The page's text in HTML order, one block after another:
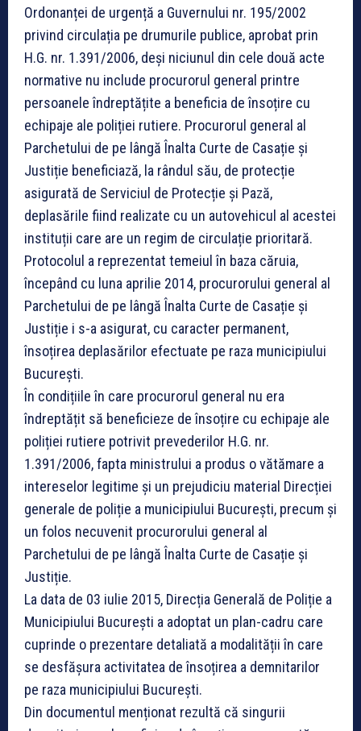
Ordonanței de urgență a Guvernului nr. 195/2002
privind circulația pe drumurile publice, aprobat prin
H.G. nr. 1.391/2006, deși niciunul din cele două acte
normative nu include procurorul general printre
persoanele îndreptățite a beneficia de însoțire cu
echipaje ale poliției rutiere. Procurorul general al
Parchetului de pe lângă Înalta Curte de Casație și
Justiție beneficiază, la rândul său, de protecție
asigurată de Serviciul de Protecție și Pază,
deplasările fiind realizate cu un autovehicul al acestei
instituții care are un regim de circulație prioritară.
Protocolul a reprezentat temeiul în baza căruia,
începând cu luna aprilie 2014, procurorului general al
Parchetului de pe lângă Înalta Curte de Casație și
Justiție i s-a asigurat, cu caracter permanent,
însoțirea deplasărilor efectuate pe raza municipiului
București.
În condițiile în care procurorul general nu era
îndreptățit să beneficieze de însoțire cu echipaje ale
poliției rutiere potrivit prevederilor H.G. nr.
1.391/2006, fapta ministrului a produs o vătămare a
intereselor legitime și un prejudiciu material Direcției
generale de poliție a municipiului București, precum și
un folos necuvenit procurorului general al
Parchetului de pe lângă Înalta Curte de Casație și
Justiție.
La data de 03 iulie 2015, Direcția Generală de Poliție a
Municipiului București a adoptat un plan-cadru care
cuprinde o prezentare detaliată a modalității în care
se desfășura activitatea de însoțirea a demnitarilor
pe raza municipiului București.
Din documentul menționat rezultă că singurii